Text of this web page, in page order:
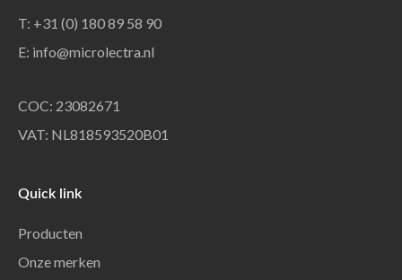
T: +31 (0) 180 89 58 90
E: info@microlectra.nl
COC: 23082671
VAT: NL818593520B01
Quick link
Producten
Onze merken